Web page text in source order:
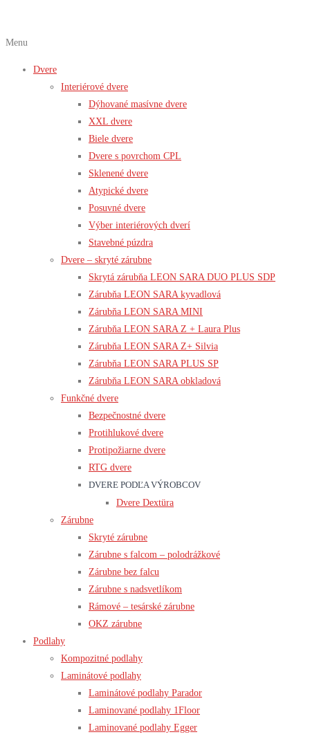
Menu
Dvere
Interiérové dvere
Dýhované masívne dvere
XXL dvere
Biele dvere
Dvere s povrchom CPL
Sklenené dvere
Atypické dvere
Posuvné dvere
Výber interiérových dverí
Stavebné púzdra
Dvere – skryté zárubne
Skrytá zárubňa LEON SARA DUO PLUS SDP
Zárubňa LEON SARA kyvadlová
Zárubňa LEON SARA MINI
Zárubňa LEON SARA Z + Laura Plus
Zárubňa LEON SARA Z+ Silvia
Zárubňa LEON SARA PLUS SP
Zárubňa LEON SARA obkladová
Funkčné dvere
Bezpečnostné dvere
Protihlukové dvere
Protipožiarne dvere
RTG dvere
DVERE PODĽA VÝROBCOV
Dvere Dextüra
Zárubne
Skryté zárubne
Zárubne s falcom – polodrážkové
Zárubne bez falcu
Zárubne s nadsvetlíkom
Rámové – tesárské zárubne
OKZ zárubne
Podlahy
Kompozitné podlahy
Laminátové podlahy
Laminátové podlahy Parador
Laminované podlahy 1Floor
Laminované podlahy Egger